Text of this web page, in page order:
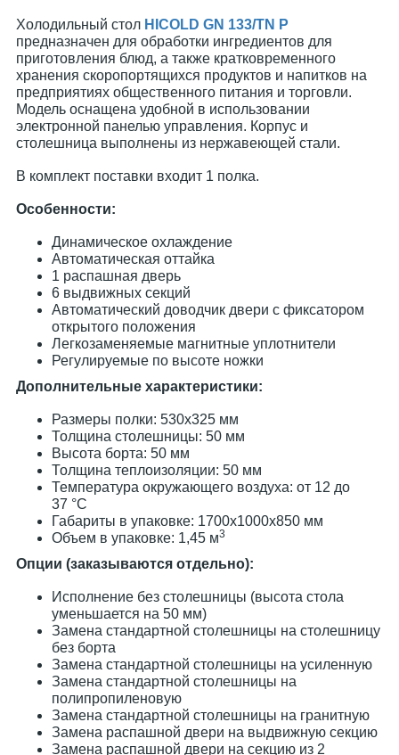
Холодильный стол HICOLD GN 133/TN P
предназначен для обработки ингредиентов для
приготовления блюд, а также кратковременного
хранения скоропортящихся продуктов и напитков на
предприятиях общественного питания и торговли.
Модель оснащена удобной в использовании
электронной панелью управления. Корпус и
столешница выполнены из нержавеющей стали.
В комплект поставки входит 1 полка.
Особенности:
Динамическое охлаждение
Автоматическая оттайка
1 распашная дверь
6 выдвижных секций
Автоматический доводчик двери с фиксатором
открытого положения
Легкозаменяемые магнитные уплотнители
Регулируемые по высоте ножки
Дополнительные характеристики:
Размеры полки: 530х325 мм
Толщина столешницы: 50 мм
Высота борта: 50 мм
Толщина теплоизоляции: 50 мм
Температура окружающего воздуха: от 12 до
37 °C
Габариты в упаковке: 1700х1000х850 мм
Объем в упаковке: 1,45 м3
Опции (заказываются отдельно):
Исполнение без столешницы (высота стола
уменьшается на 50 мм)
Замена стандартной столешницы на столешницу
без борта
Замена стандартной столешницы на усиленную
Замена стандартной столешницы на
полипропиленовую
Замена стандартной столешницы на гранитную
Замена распашной двери на выдвижную секцию
Замена распашной двери на секцию из 2